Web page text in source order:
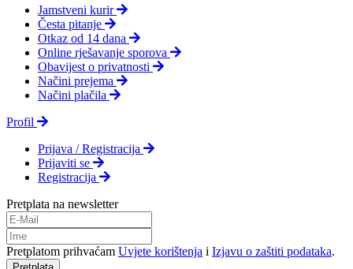
Jamstveni kurir
Česta pitanje
Otkaz od 14 dana
Online rješavanje sporova
Obavijest o privatnosti
Načini prejema
Načini plačila
Profil
Prijava / Registracija
Prijaviti se
Registracija
Pretplata na newsletter
Pretplatom prihvaćam Uvjete korištenja i Izjavu o zaštiti podataka.